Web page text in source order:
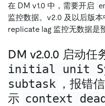
在 DM v1.0 中，需要开启
监控数据。v2.0 及以后版本
replicate lag 监控无数据是
DM v2.0.0 启动任
initial unit
subtask ，报错
示 context